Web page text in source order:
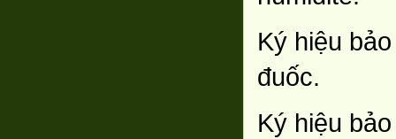
Ký hiệu
đuốc.
Ký hiệu